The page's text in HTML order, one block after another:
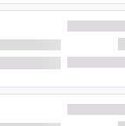
مشهد از پرشین هتل
مشهد از سایت
تا سایت پرشین